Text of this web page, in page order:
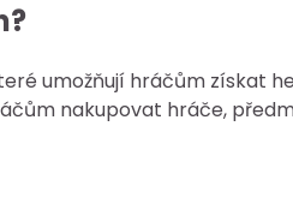
umožňují hráčům získat
nakupovat hráče,